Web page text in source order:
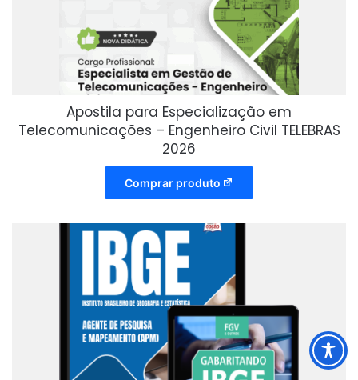
Apostila para Especialização em
Telecomunicações – Engenheiro Civil TELEBRAS
2026
Comprar produto